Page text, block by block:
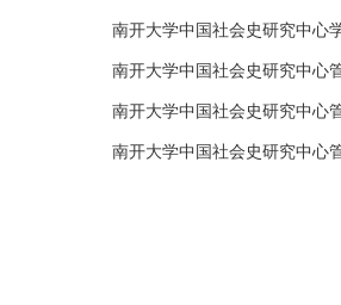
南开大学中国社会史研究中心
南开大学中国社会史研究中
南开大学中国社会史研究中
南开大学中国社会史研究中